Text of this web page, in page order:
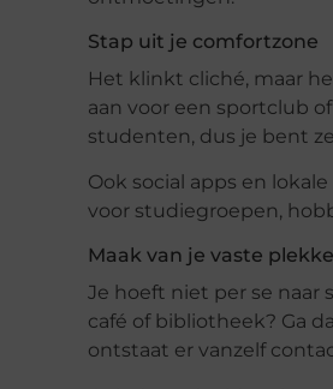
Stap uit je comfortzone
Het klinkt cliché, maar
aan voor een sportclub
studenten, dus je bent
Ook social apps en
voor studiegroepen,
Maak van je vaste
Je hoeft niet per se naar
café of bibliotheek? Ga
ontstaat er vanzelf